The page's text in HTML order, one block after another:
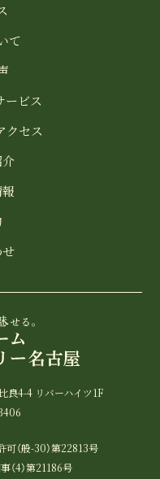
て
ービス
クセス
良4-4 リバーハイツ1F
（般-30）第22813号
4）第21186号